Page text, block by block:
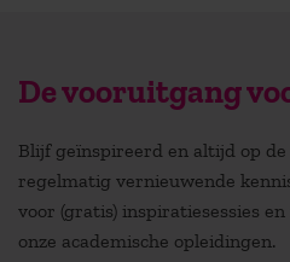
De vooruitgang
Blijf geïnspireerd en altijd op
regelmatig vernieuwende
voor (gratis) inspiratiesessies
onze academische opleidingen.